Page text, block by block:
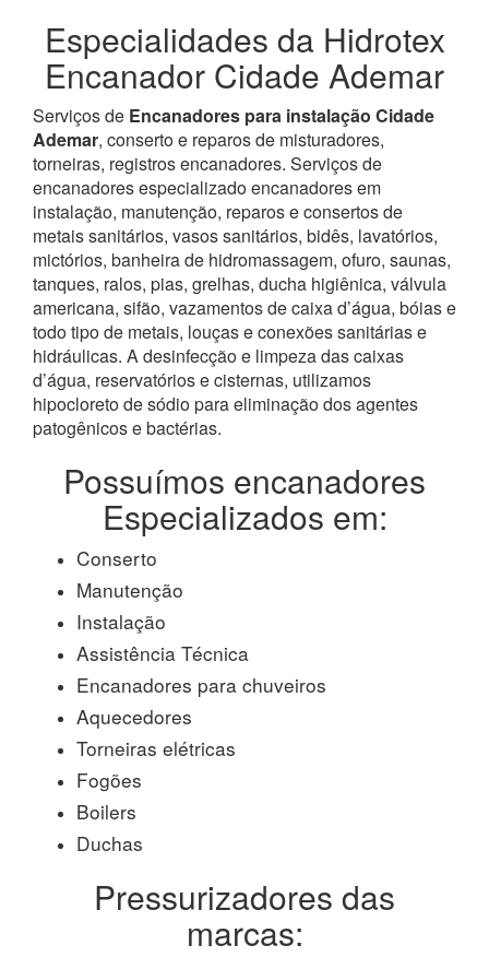
Especialidades da Hidrotex
Encanador Cidade Ademar
Serviços de Encanadores para instalação Cidade
Ademar, conserto e reparos de misturadores,
torneiras, registros encanadores. Serviços de
encanadores especializado encanadores em
instalação, manutenção, reparos e consertos de
metais sanitários, vasos sanitários, bidês, lavatórios,
mictórios, banheira de hidromassagem, ofuro, saunas,
tanques, ralos, pias, grelhas, ducha higiênica, válvula
americana, sifão, vazamentos de caixa d’água, bóias e
todo tipo de metais, louças e conexões sanitárias e
hidráulicas. A desinfecção e limpeza das caixas
d’água, reservatórios e cisternas, utilizamos
hipocloreto de sódio para eliminação dos agentes
patogênicos e bactérias.
Possuímos encanadores
Especializados em:
Conserto
Manutenção
Instalação
Assistência Técnica
Encanadores para chuveiros
Aquecedores
Torneiras elétricas
Fogões
Boilers
Duchas
Pressurizadores das
marcas: